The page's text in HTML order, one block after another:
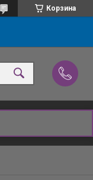
Корзина